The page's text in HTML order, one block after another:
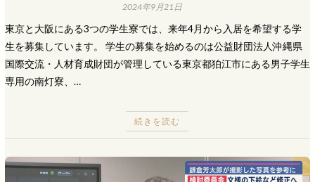
2024年9月21日
東京と大阪にある3つの学生寮では、来年4月から入居を希望する学
生を募集しています。 学生の募集を始めるのは公益財団法人沖縄県
国際交流・人材育成財団が管理している東京都狛江市にある男子学生
専用の南灯寮、…
続きを読む